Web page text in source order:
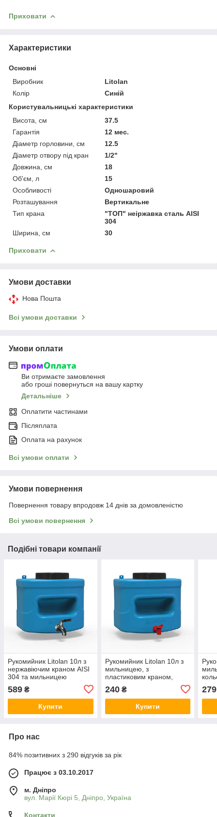
Приховати
Характеристики
Основні
Виробник
Litolan
Колір
Синій
Користувальницькі характеристики
Висота, см
37.5
Гарантія
12 мес.
Діаметр горловини, см
12.5
Діаметр отвору під кран
1/2"
Довжина, см
18
Об'єм, л
15
Особливості
Одношаровий
Розташування
Вертикальне
Тип крана
"ТОП" неіржавка сталь AISI
304
Ширина, см
30
Приховати
Умови доставки
Нова Пошта
Всі умови доставки
Умови оплати
Ви отримаєте замовлення
або гроші повернуться на вашу картку
Детальніше
Оплатити частинами
Післяплата
Оплата на рахунок
Всі умови оплати
Умови повернення
Повернення товару впродовж 14 днів за домовленістю
Всі умови повернення
Подібні товари компанії
Рукомийник Litolan 10л з
нержавіючим краном AISI
304 та мильницею
589 ₴
Купити
Рукомийник Litolan 10л з
мильницею, з
пластиковим краном,
240₴
Купити
279
Про нас
84% позитивних з 290 відгуків за рік
Працює з 03.10.2017
м. Дніпро
вул. Марії Кюрі 5, Дніпро, Україна
Контакти